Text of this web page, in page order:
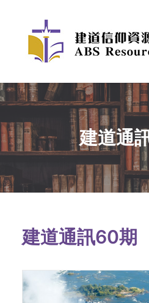
建道通
建道通訊60期